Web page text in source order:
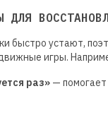
ДЛЯ
быстро устают,
игры.
раз» — помогает